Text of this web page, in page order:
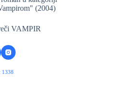
(2004)
VAMPIR
1338